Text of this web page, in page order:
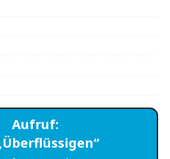
Aufruf: